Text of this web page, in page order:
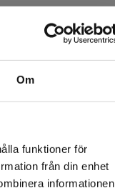
Om
funktioner för
från din enhet
informationen